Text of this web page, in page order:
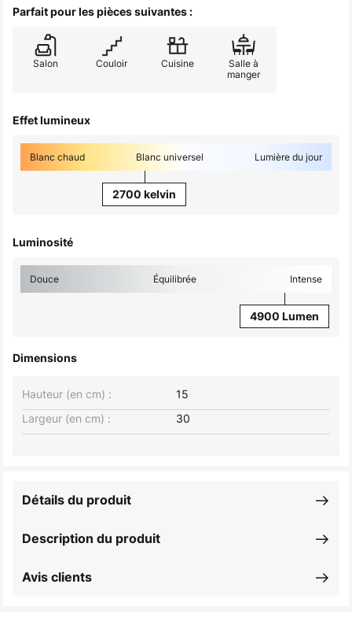
Parfait pour les pièces suivantes :
Salon Couloir Cuisine
Salle à
manger
Effet lumineux
Blanc chaud Blanc universel Lumière du jour
2700 kelvin
Luminosité
Douce Équilibrée Intense
4900 Lumen
Dimensions
Largeur (en cm) : 30
Hauteur (en cm) : 15
Description du produit
Détails du produit
Avis clients